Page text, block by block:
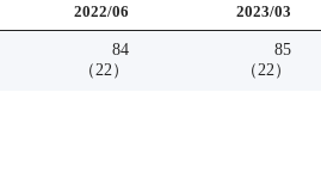
2022/06 2023/03
84
（ 22 ）
85
（ 22 ）